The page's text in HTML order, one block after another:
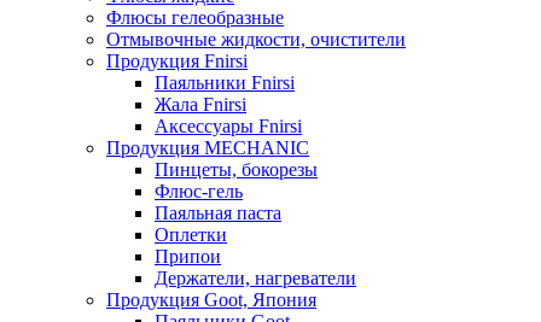
Флюсы гелеобразные
Отмывочные жидкости, очистители
Продукция Fnirsi
Паяльники Fnirsi
Жала Fnirsi
Аксессуары Fnirsi
Продукция MECHANIC
Пинцеты, бокорезы
Флюс-гель
Паяльная паста
Оплетки
Припои
Держатели, нагреватели
Продукция Goot, Япония